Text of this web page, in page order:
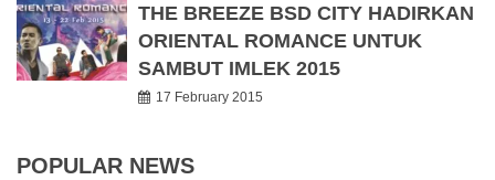
THE BREEZE BSD CITY HADIRKAN
ORIENTAL ROMANCE UNTUK
SAMBUT IMLEK 2015
17 February 2015
POPULAR NEWS